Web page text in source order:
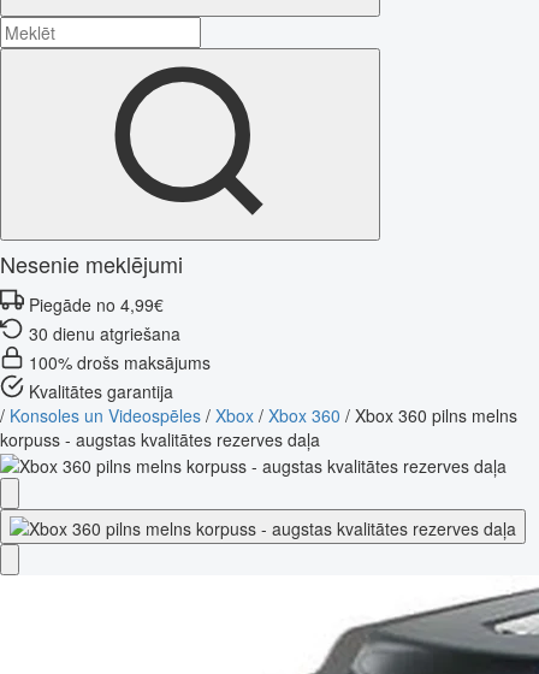
Nesenie meklējumi
Piegāde no 4,99€
30 dienu atgriešana
100% drošs maksājums
Kvalitātes garantija
/ Konsoles un Videospēles / Xbox / Xbox 360 / Xbox 360 pilns melns
korpuss - augstas kvalitātes rezerves daļa